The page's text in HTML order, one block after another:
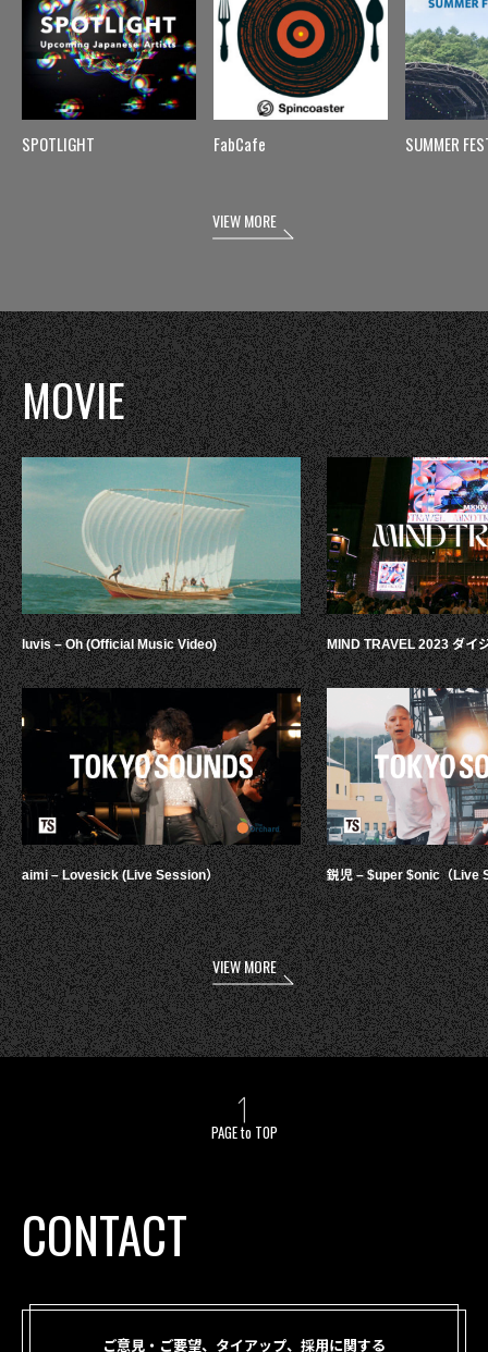
SPOTLIGHT FabCafe SUMMER
VIEW MORE
MOVIE
luvis – Oh (Official Music Video)
aimi – Lovesick (Live Session）
MIND TRAVEL 2023 ダイ
鋭児 – $uper $onic（Live
VIEW MORE
PAGE to TOP
CONTACT
ご意見・ご要望、タイアップ、採用に関する